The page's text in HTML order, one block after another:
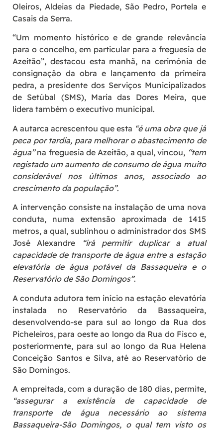
Oleiros, Aldeias da Piedade, São Pedro, Portela e
Casais da Serra.
“Um momento histórico e de grande relevância
para o concelho, em particular para a freguesia de
Azeitão”, destacou esta manhã, na cerimónia de
consignação da obra e lançamento da primeira
pedra, a presidente dos Serviços Municipalizados
de Setúbal (SMS), Maria das Dores Meira, que
lidera também o executivo municipal.
A autarca acrescentou que esta “é uma obra que já
peca por tardia, para melhorar o abastecimento de
água”na freguesia de Azeitão, a qual, vincou, “tem
registado um aumento de consumo de água muito
considerável nos últimos anos, associado ao
crescimento da população”.
A intervenção consiste na instalação de uma nova
conduta, numa extensão aproximada de 1415
metros, a qual, sublinhou o administrador dos SMS
José Alexandre
“irá permitir duplicar a atual
capacidade de transporte de água entre a estação
elevatória de água potável da Bassaqueira e o
Reservatório de São Domingos”.
A conduta adutora tem início na estação elevatória
instalada no Reservatório da Bassaqueira,
desenvolvendo-se para sul ao longo da Rua dos
Picheleiros, para oeste ao longo da Rua do Fisco e,
posteriormente, para sul ao longo da Rua Helena
Conceição Santos e Silva, até ao Reservatório de
São Domingos.
A empreitada, com a duração de 180 dias, permite,
“assegurar a existência de capacidade de
transporte de água necessário ao sistema
Bassaqueira-São Domingos, o qual tem visto os